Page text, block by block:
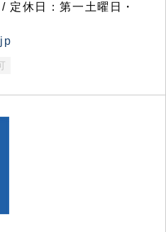
休日：第一土曜日・